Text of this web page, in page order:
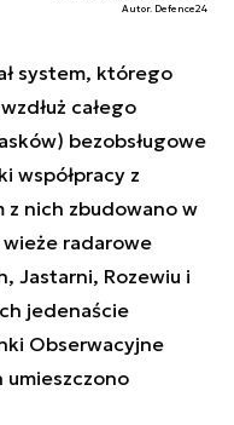
Autor. Defence24
system, którego
całego
bezobsługowe
współpracy z
z nich zbudowano w
radarowe
Jastarni, Rozewiu i
jedenaście
Obserwacyjne
umieszczono